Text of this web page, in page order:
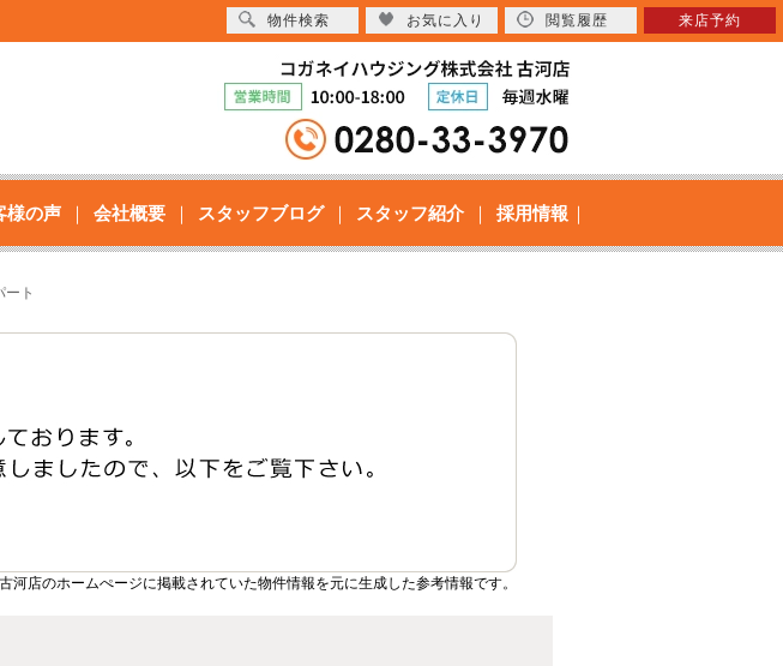
様の声 会社概要 スタッフブログ スタッフ紹介 採用情報
ト
店のホームぺージに掲載されていた物件情報を元に生成した参考情報です。
物件検索 お気に入り 閲覧履歴 来店予約